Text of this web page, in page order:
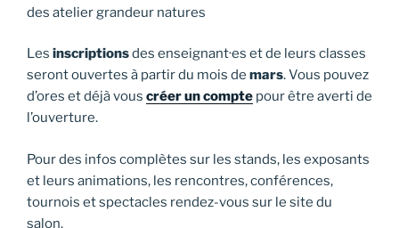
des atelier grandeur natures
Les inscriptionsdes enseignant·es et de leurs classes
seront ouvertes à partir du mois de mars. Vous pouvez
d’ores et déjà vous créer un compte pour être averti de
l’ouverture.
Pour des infos complètes sur les stands, les exposants
et leurs animations, les rencontres, conférences,
tournois et spectacles rendez-vous sur le site du
salon.